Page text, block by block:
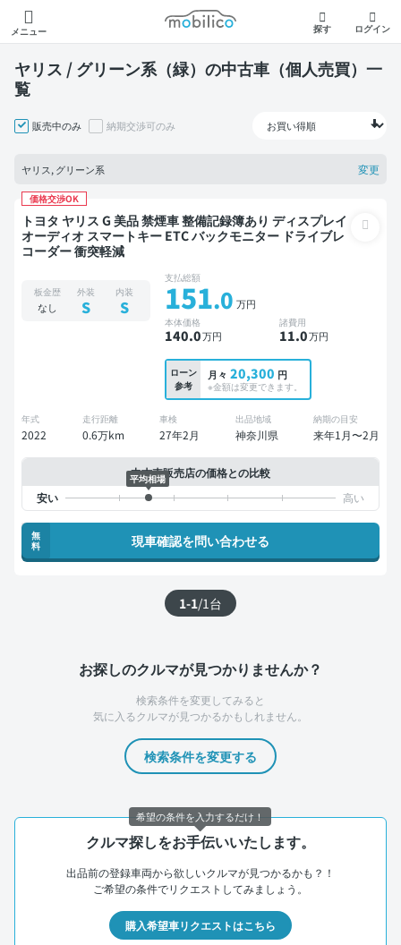
メニュー
モビリコ
探す ログイン
ヤリス / グリーン系（緑）の中古車（個人売買）一
覧
販売中のみ 納期交渉可のみ
ヤリス, グリーン系 変更
価格交渉OK
トヨタ ヤリス G 美品 禁煙車 整備記録簿あり ディスプレイ
オーディオ スマートキー ETC バックモニター ドライブレ
コーダー 衝突軽減
板金歴
なし
外装
S
内装
S
支払総額
151.0 万円
本体価格
140.0万円
諸費用
11.0万円
ローン
参考
月々 20,300 円
※金額は変更できます。
年式
2022
走行距離
0.6万km
車検
27年2月
出品地域
神奈川県
納期の目安
来年1月〜2月
中古車販売店の価格との比較
平均相場
無
料
現車確認を問い合わせる
1-1/1台
お探しのクルマが見つかりませんか？
検索条件を変更してみると
気に入るクルマが見つかるかもしれません。
検索条件を変更する
クルマ探しをお手伝いいたします。
出品前の登録車両から欲しいクルマが見つかるかも？！
ご希望の条件でリクエストしてみましょう。
購入希望車リクエストはこちら
希望の条件を入力するだけ！